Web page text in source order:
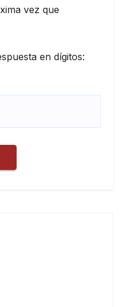
vez que
en dígitos: